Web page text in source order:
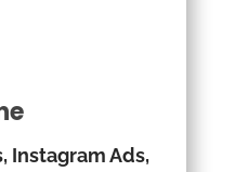
Instagram Ads,